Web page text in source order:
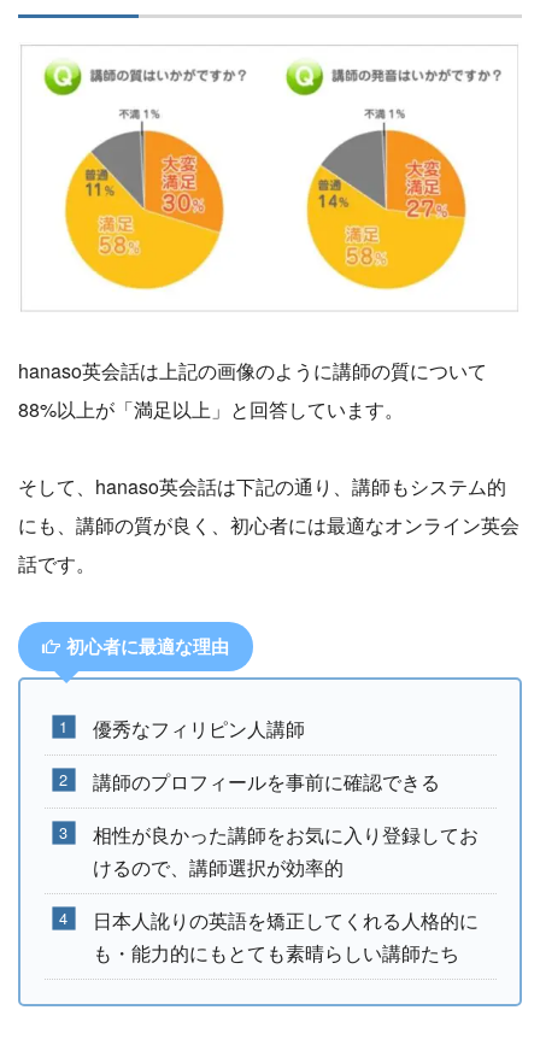
hanaso英会話は上記の画像のように講師の質について
88%以上が「満足以上」と回答しています。
そして、hanaso英会話は下記の通り、講師もシステム的
にも、講師の質が良く、初心者には最適なオンライン英会
話です。
初心者に最適な理由
優秀なフィリピン人講師
講師のプロフィールを事前に確認できる
相性が良かった講師をお気に入り登録してお
けるので、講師選択が効率的
日本人訛りの英語を矯正してくれる人格的に
も・能力的にもとても素晴らしい講師たち